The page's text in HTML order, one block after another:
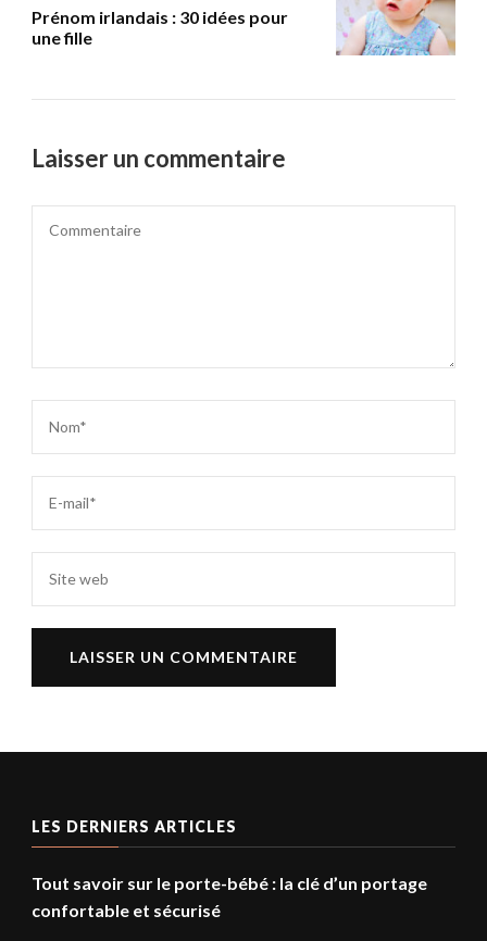
Prénom irlandais : 30 idées pour
une fille
Laisser un commentaire
LES DERNIERS ARTICLES
Tout savoir sur le porte-bébé : la clé d’un portage
confortable et sécurisé